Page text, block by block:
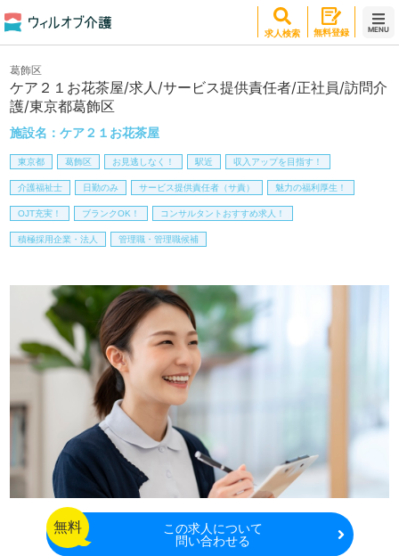
求人検索 無料登録 MENU
ケア２１お花茶屋/求人/サービス提供責任者/正社員/訪問介
護/東京都葛飾区
施設名：ケア２１お花茶屋
葛飾区
東京都 葛飾区 お見逃しなく！ 駅近 収入アップを目指す！
介護福祉士 日勤のみ サービス提供責任者（サ責） 魅力の福利厚生！
OJT充実！ ブランクOK！ コンサルタントおすすめ求人！
積極採用企業・法人 管理職・管理職候補
無料 この求人について
問い合わせる